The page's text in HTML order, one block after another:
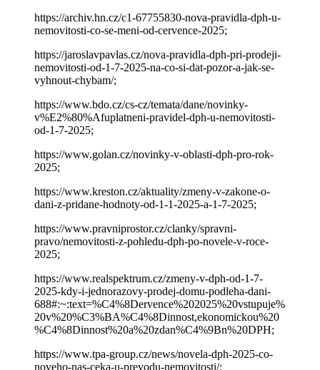
https://archiv.hn.cz/c1-67755830-nova-pravidla-dph-u-
nemovitosti-co-se-meni-od-cervence-2025;
https://jaroslavpavlas.cz/nova-pravidla-dph-pri-prodeji-
nemovitosti-od-1-7-2025-na-co-si-dat-pozor-a-jak-se-
vyhnout-chybam/;
https://www.bdo.cz/cs-cz/temata/dane/novinky-
v%E2%80%Afuplatneni-pravidel-dph-u-nemovitosti-
od-1-7-2025;
https://www.golan.cz/novinky-v-oblasti-dph-pro-rok-
2025;
https://www.kreston.cz/aktuality/zmeny-v-zakone-o-
dani-z-pridane-hodnoty-od-1-1-2025-a-1-7-2025;
https://www.pravniprostor.cz/clanky/spravni-
pravo/nemovitosti-z-pohledu-dph-po-novele-v-roce-
2025;
https://www.realspektrum.cz/zmeny-v-dph-od-1-7-
2025-kdy-i-jednorazovy-prodej-domu-podleha-dani-
688#:~:text=%C4%8Dervence%202025%20vstupuje%
20v%20%C3%BA%C4%8Dinnost,ekonomickou%20
%C4%8Dinnost%20a%20zdan%C4%9Bn%20DPH;
https://www.tpa-group.cz/news/novela-dph-2025-co-
noveho-nas-ceka-u-prevodu-nemovitosti/;